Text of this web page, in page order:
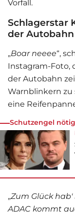
Vorfall.
Schlagerstar
der Autobahn
„Boar neeee“,
Instagram-Foto,
der Autobahn
Warnblinkern zu
eine
Schutzengel
„Zum Glück
ADAC kommt